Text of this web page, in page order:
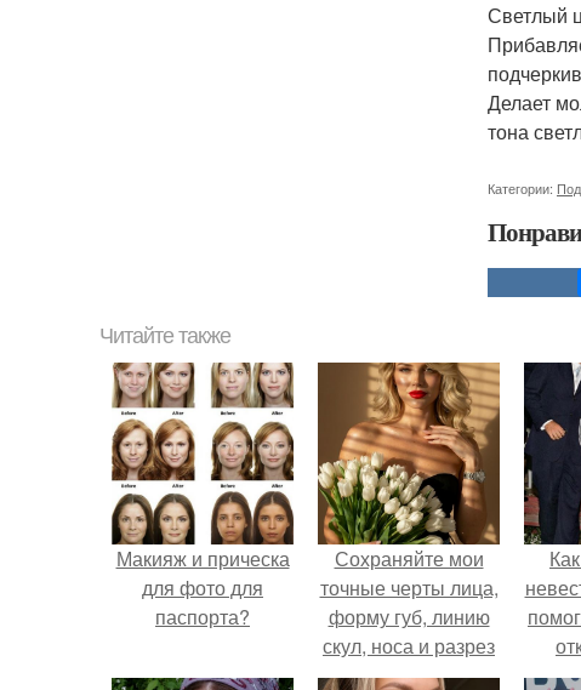
Светлый
Делает
тона
Категории:
Читайте также
Макияж и прическа
для фото для
паспорта?
Сохраняйте мои
точные черты лица,
форму губ, линию
скул, носа и разрез
глаз.